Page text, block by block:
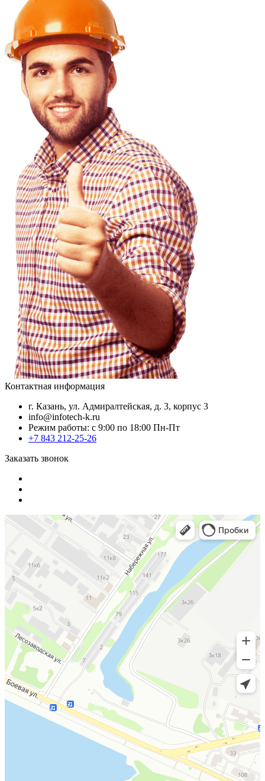
Контактная информация
г. Казань, ул. Адмиралтейская, д. 3, корпус 3
info@infotech-k.ru
Режим работы: с 9:00 по 18:00 Пн-Пт
+7 843 212-25-26
Заказать звонок